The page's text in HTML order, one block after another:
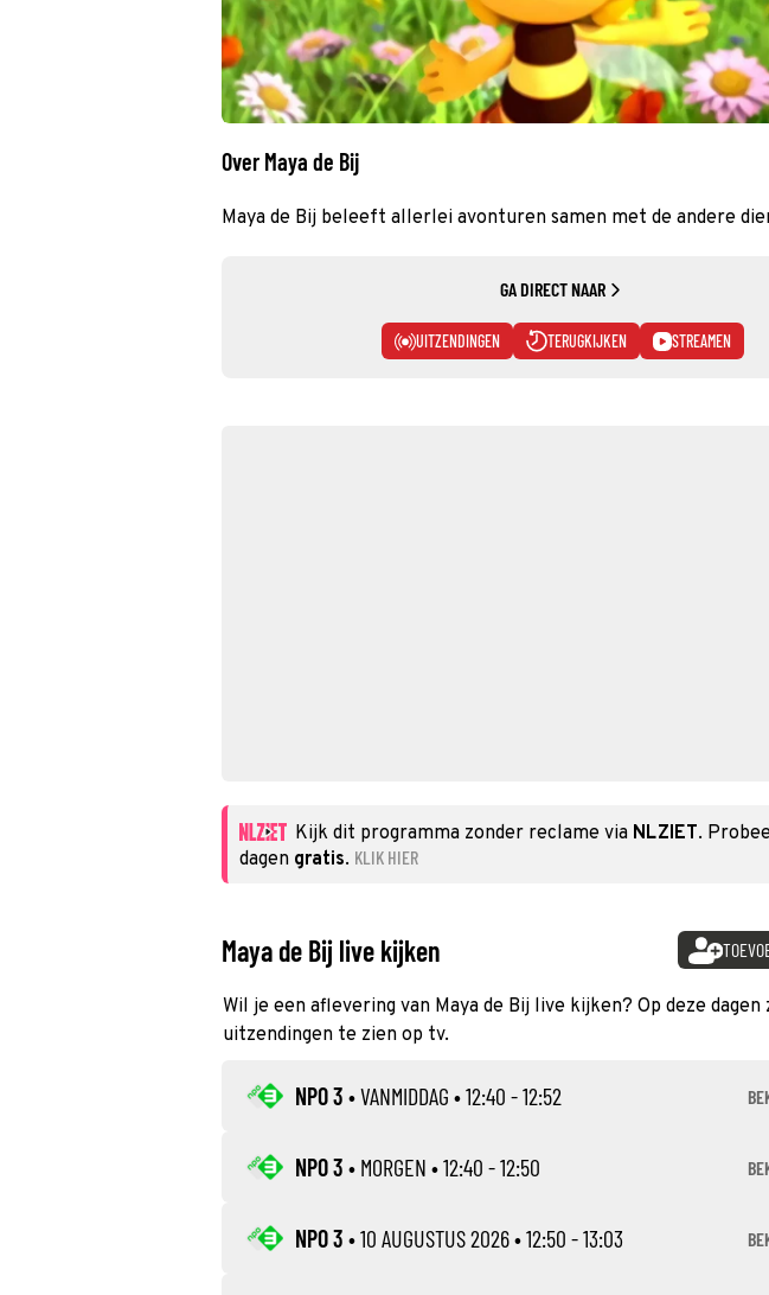
Over Maya de Bij
Maya de Bij beleeft allerlei avonturen samen met de andere
GA DIRECT NAAR
UITZENDINGEN TERUGKIJKEN STREAMEN
Kijk dit programma zonder reclame via NLZIET.
dagen gratis. KLIK HIER
Maya de Bij live kijken
Wil je een aflevering van Maya de Bij live kijken? Op deze dagen
uitzendingen te zien op tv.
NPO 3 •VANMIDDAG • 12:40 - 12:52
NPO 3 • MORGEN • 12:40 - 12:50
NPO 3 •10 AUGUSTUS 2026• 12:50 - 13:03